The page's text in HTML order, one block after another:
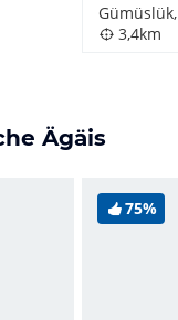
3,4km
Ägäis
75%